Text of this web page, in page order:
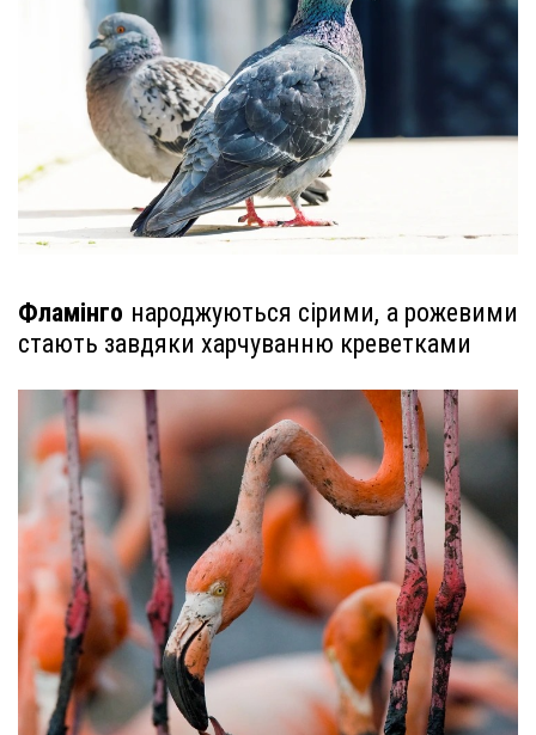
Фламінго народжуються сірими, а рожевими
стають завдяки харчуванню креветками